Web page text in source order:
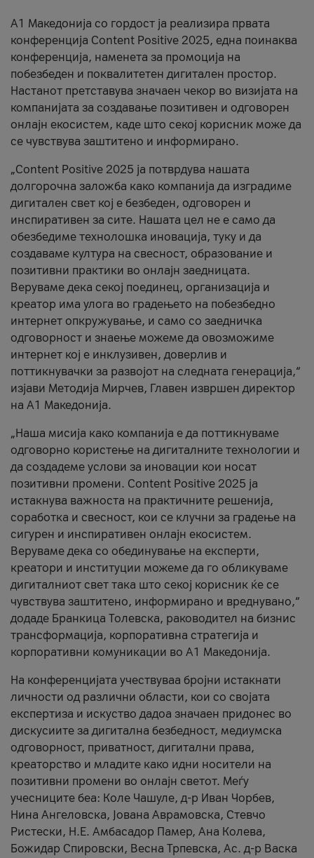
А1 Македонија со гордост ја реализира првата
конференција Content Positive 2025, една поинаква
конференција, наменета за промоција на
побезбеден и поквалитетен дигитален простор.
Настанот претставува значаен чекор во визијата на
компанијата за создавање позитивен и одговорен
онлајн екосистем, каде што секој корисник може да
се чувствува заштитено и информирано.
„Content Positive 2025 ја потврдува нашата
долгорочна заложба како компанија да изградиме
дигитален свет кој е безбеден, одговорен и
инспиративен за сите. Нашата цел не е само да
обезбедиме технолошка иновација, туку и да
создаваме култура на свесност, образование и
позитивни практики во онлајн заедницата.
Веруваме дека секој поединец, организација и
креатор има улога во градењето на побезбедно
интернет опкружување, и само со заедничка
одговорност и знаење можеме да овозможиме
интернет кој е инклузивен, доверлив и
поттикнувачки за развојот на следната генерација,“
изјави Методија Мирчев, Главен извршен директор
на А1 Македонија.
„Наша мисија како компанија е да поттикнуваме
одговорно користење на дигиталните технологии и
да создадеме услови за иновации кои носат
позитивни промени. Content Positive 2025 ја
истакнува важноста на практичните решенија,
соработка и свесност, кои се клучни за градење на
сигурен и инспиративен онлајн екосистем.
Веруваме дека со обединување на експерти,
креатори и институции можеме да го обликуваме
дигиталниот свет така што секој корисник ќе се
чувствува заштитено, информирано и вреднувано,“
додаде Бранкица Толевска, раководител на бизнис
трансформација, корпоративна стратегија и
корпоративни комуникации во А1 Македонија.
На конференцијата учествуваа бројни истакнати
личности од различни области, кои со својата
експертиза и искуство дадоа значаен придонес во
дискусиите за дигитална безбедност, медиумска
одговорност, приватност, дигитални права,
креаторство и младите како идни носители на
позитивни промени во онлајн светот. Меѓу
учесниците беа: Коле Чашуле, д-р Иван Чорбев,
Нина Ангеловска, Јована Аврамовска, Стевчо
Ристески, Н.Е. Амбасадор Памер, Ана Колева,
Божидар Спировски, Весна Трпевска, Ас. д-р Васка